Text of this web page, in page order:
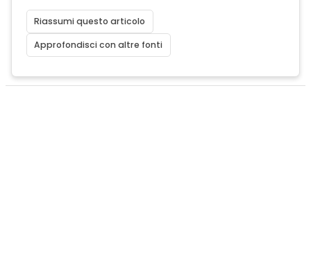
Riassumi questo articolo
Approfondisci con altre fonti